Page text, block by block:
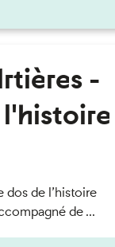
-
l'histoire
de l’histoire
de ...